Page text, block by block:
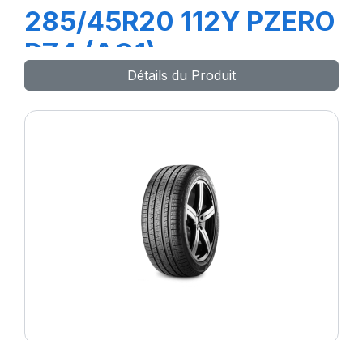
285/45R20 112Y PZERO
PZ4 (AO1)
Détails du Produit